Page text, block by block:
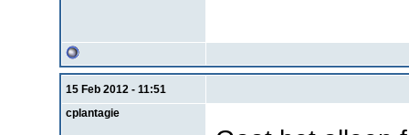
15 Feb 2012 - 11:51
cplantagie